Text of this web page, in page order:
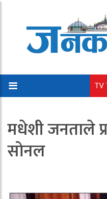
TV
मधेशी जनताले
सोनल